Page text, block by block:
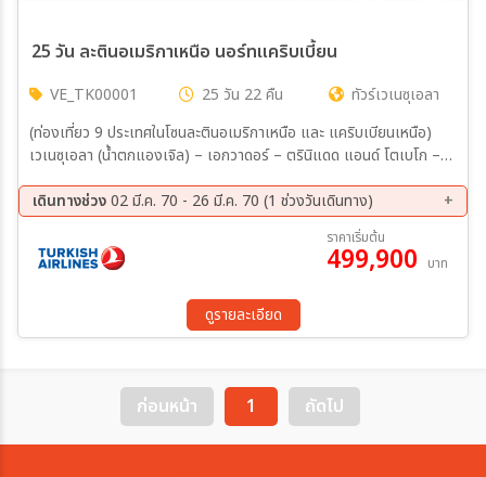
เฉพาะเดือน
เฉพาะเทศกาล
25 วัน ละตินอเมริกาเหนือ นอร์ทแคริบเบี้ยน
VE_TK00001 25 วัน 22 คืน
ทัวร์เวเนซุเอลา
(ท่องเที่ยว 9 ประเทศในโซนละตินอเมริกาเหนือ และ แคริบเบียนเหนือ)
เวเนซุเอลา (น้ำตกแองเจิล) – เอกวาดอร์ – ตรินิแดด แอนด์ โตเบโก –
โดมินิกัน – บาฮามาส
เดินทางช่วง02 มี.ค. 70 - 26 มี.ค. 70 (1 ช่วงวันเดินทาง)
ราคาเริ่มต้น
499,900 บาท
ดูรายละเอียด
ก่อนหน้า 1 ถัดไป